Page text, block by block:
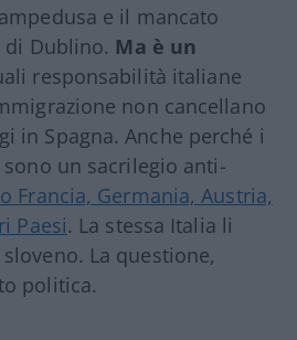
e il mancato
Dublino. Ma è un
responsabilità italiane
non cancellano
in Spagna. Anche perché i
un sacrilegio anti-
Francia, Germania, Austria,
Paesi. La stessa Italia li
La questione,
politica.